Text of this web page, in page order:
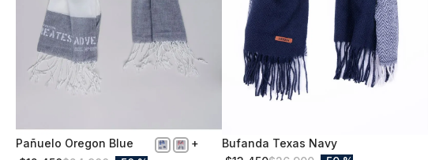
S/T
Pañuelo Oregon Blue
S/T
Bufanda Texas Navy